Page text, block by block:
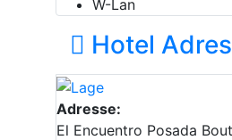
W-Lan
Hotel
Adresse:
El Encuentro Posada